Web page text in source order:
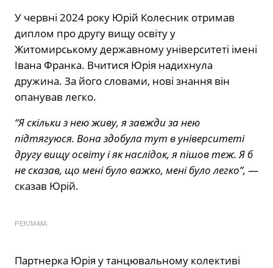
У червні 2024 року Юрій Колесник отримав
диплом про другу вищу освіту у
Житомирському державному університеті імені
Івана Франка. Вчитися Юрія надихнула
дружина. За його словами, нові знання він
опанував легко.
“Я скільки з нею живу, я завжди за нею
підтягуюся. Вона здобула тут в університеті
другу вищу освіту і як наслідок, я пішов теж. Я б
не сказав, що мені було важко, мені було легко”, —
сказав Юрій.
РЕКЛАМА
Партнерка Юрія у танцювальному колективі